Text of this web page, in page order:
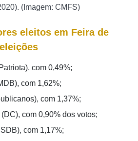
(Imagem: CMFS)
eleitos em Feira de
com 0,49%;
com 1,62%;
com 1,37%;
com 0,90% dos votos;
com 1,17%;